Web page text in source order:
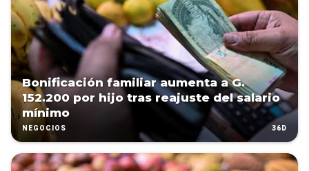
Bonificación familiar aumenta a G.
152.200 por hijo tras reajuste del salario
mínimo
NEGOCIOS 36D